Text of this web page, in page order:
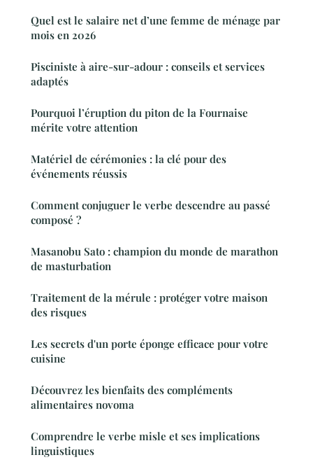
Quel est le salaire net d’une femme de ménage par
mois en 2026
Pisciniste à aire-sur-adour : conseils et services
adaptés
Pourquoi l’éruption du piton de la Fournaise
mérite votre attention
Matériel de cérémonies : la clé pour des
événements réussis
Comment conjuguer le verbe descendre au passé
composé ?
Masanobu Sato : champion du monde de marathon
de masturbation
Traitement de la mérule : protéger votre maison
des risques
Les secrets d'un porte éponge efficace pour votre
cuisine
Découvrez les bienfaits des compléments
alimentaires novoma
Comprendre le verbe misle et ses implications
linguistiques